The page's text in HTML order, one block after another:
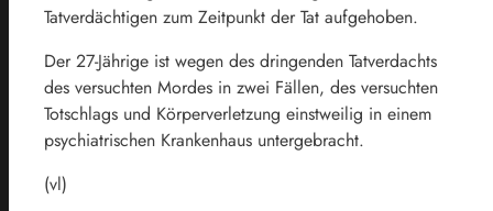
Tatverdächtigen zum Zeitpunkt der Tat aufgehoben.
Der 27-Jährige ist wegen des dringenden Tatverdachts
des versuchten Mordes in zwei Fällen, des versuchten
Totschlags und Körperverletzung einstweilig in einem
psychiatrischen Krankenhaus untergebracht.
(vl)